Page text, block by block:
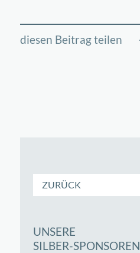
ZURÜCK
UNSERE
SILBER-SPONSOREN